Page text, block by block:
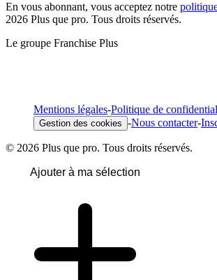
En vous abonnant, vous acceptez notre
2026 Plus que pro. Tous droits réservés.
Le groupe Franchise Plus
Mentions légales-Politique de
Gestion des cookies -Nous contacter-
© 2026 Plus que pro. Tous droits réservés.
Ajouter à ma sélection